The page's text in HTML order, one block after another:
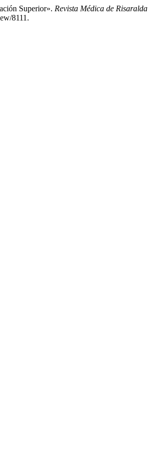
Superior». Revista Médica de Risaralda
8111.